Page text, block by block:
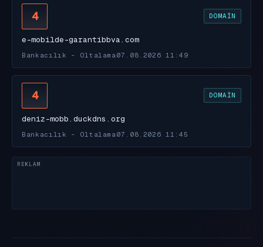
4 DOMAIN
e-mobilde-garantibbva.com
Bankacılık - Oltalama 07.08.2026 11:49
4 DOMAIN
deniz-mobb.duckdns.org
Bankacılık - Oltalama 07.08.2026 11:45